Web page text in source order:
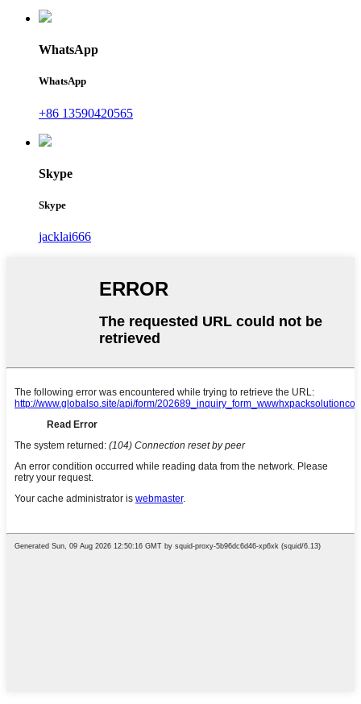
WhatsApp
WhatsApp
+86 13590420565
Skype
Skype
jacklai666